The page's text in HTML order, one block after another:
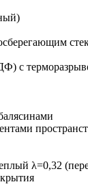
с
λ=0,32